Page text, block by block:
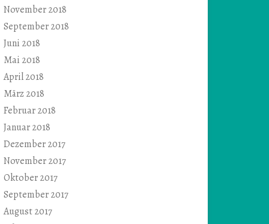
November 2018
September 2018
Juni 2018
Mai 2018
April 2018
März 2018
Februar 2018
Januar 2018
Dezember 2017
November 2017
Oktober 2017
September 2017
August 2017